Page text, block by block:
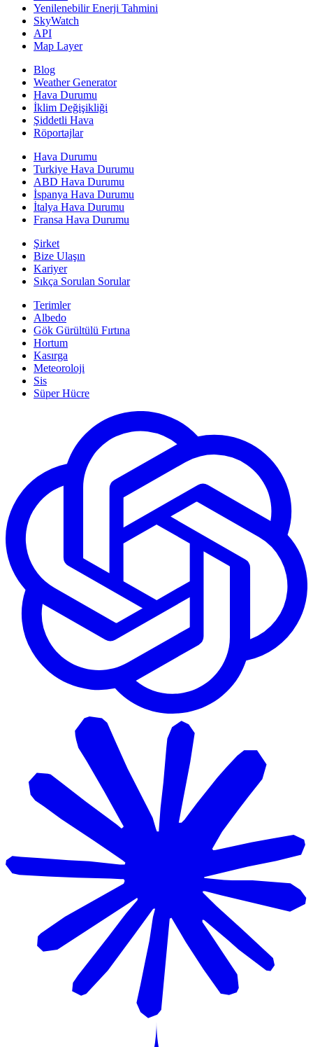
Yenilenebilir Enerji Tahmini
SkyWatch
API
Map Layer
Blog
Weather Generator
Hava Durumu
İklim Değişikliği
Şiddetli Hava
Röportajlar
Hava Durumu
Turkiye Hava Durumu
ABD Hava Durumu
İspanya Hava Durumu
İtalya Hava Durumu
Fransa Hava Durumu
Şirket
Bize Ulaşın
Kariyer
Sıkça Sorulan Sorular
Terimler
Albedo
Gök Gürültülü Fırtına
Hortum
Kasırga
Meteoroloji
Sis
Süper Hücre